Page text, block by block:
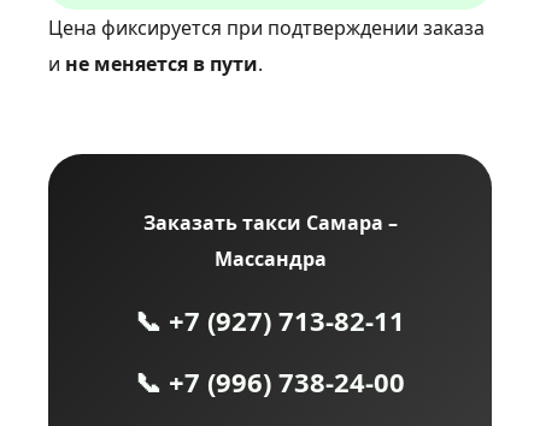
Цена фиксируется при подтверждении заказа
и не меняется в пути.
Заказать такси Самара –
Массандра
📞 +7 (927) 713‑82‑11
📞 +7 (996) 738‑24‑00